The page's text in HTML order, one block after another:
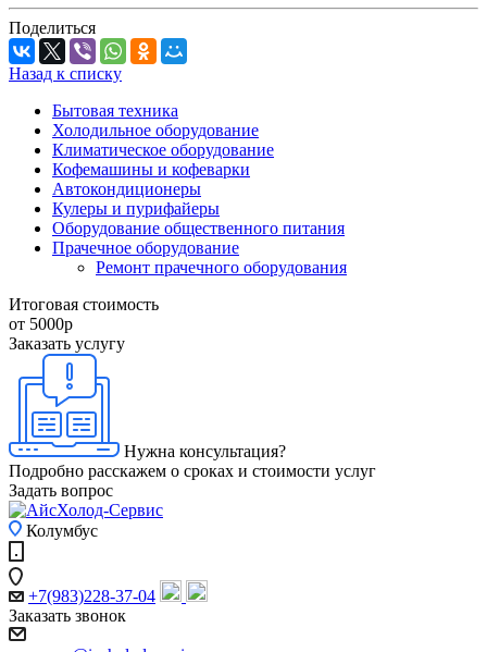
Поделиться
Назад к списку
Бытовая техника
Холодильное оборудование
Климатическое оборудование
Кофемашины и кофеварки
Автокондиционеры
Кулеры и пурифайеры
Оборудование общественного питания
Прачечное оборудование
Ремонт прачечного оборудования
Итоговая стоимость
от 5000р
Заказать услугу
Нужна консультация?
Подробно расскажем о сроках и стоимости услуг
Задать вопрос
Колумбус
+7(983)228-37-04
Заказать звонок